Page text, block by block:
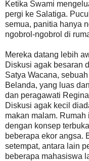
Ketika Swami
pergi ke Salatiga.
semua, panitia hanya
ngobrol-ngobrol di
Mereka datang lebih
Diskusi agak besaran
Satya Wacana,
Belanda, yang luas
dan peragawati
Diskusi agak kecil
makan malam.
dengan konsep
beberapa ekor angsa.
setempat, antara lain
beberapa mahasiswa